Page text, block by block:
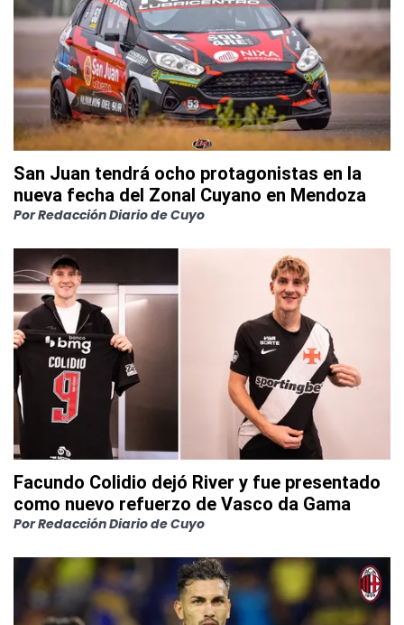
San Juan tendrá ocho protagonistas en la
nueva fecha del Zonal Cuyano en Mendoza
PorRedacción Diario de Cuyo
Facundo Colidio dejó River y fue presentado
como nuevo refuerzo de Vasco da Gama
PorRedacción Diario de Cuyo